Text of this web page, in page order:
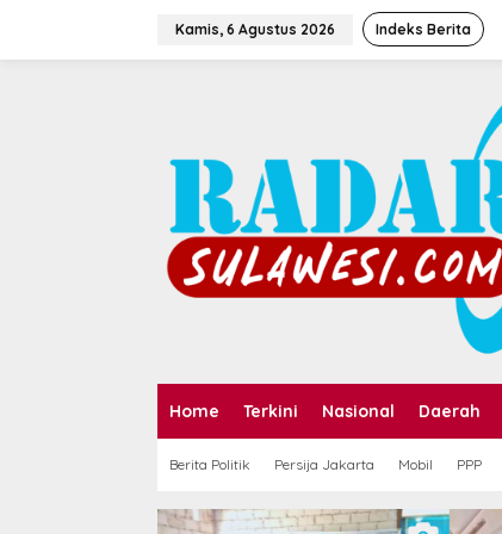
Kamis, 6 Agustus 2026 Indeks Berita
Home Terkini Nasional Daerah
Berita Politik Persija Jakarta Mobil PPP